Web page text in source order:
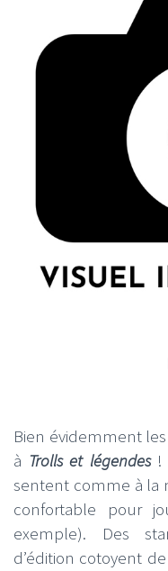
Bien évidemment
à Trolls et légendes!
sentent comme à la
confortable pour
exemple). Des
d’édition cotoyent